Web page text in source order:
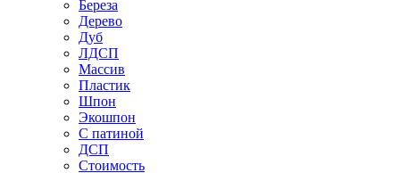
Береза
Дерево
Дуб
ЛДСП
Массив
Пластик
Шпон
Экошпон
С патиной
ДСП
Стоимость